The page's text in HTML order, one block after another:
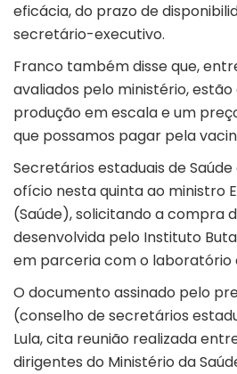
eficácia, do prazo de
secretário-executivo.
Franco também disse que,
avaliados pelo ministério,
produção em escala e um
que possamos pagar pela
Secretários estaduais de
ofício nesta quinta ao ministro
(Saúde), solicitando a compra
desenvolvida pelo Instituto
em parceria com o laboratório
O documento assinado pelo
(conselho de secretários
Lula, cita reunião realizada
dirigentes do Ministério da